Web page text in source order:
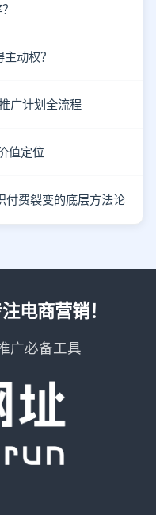
动权？
广计划全流程
值定位
付费裂变的底层方法论
电商营销！
广必备工具